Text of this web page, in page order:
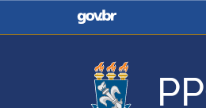
Casa Civil
Ministério da Agricultura,